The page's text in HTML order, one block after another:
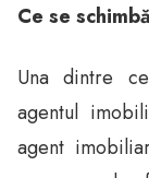
Ce se
Una dintre
agentul
agent